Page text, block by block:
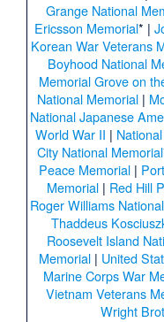
Grange National
Ericsson Memorial* |
Korean War Veterans
Boyhood National
Memorial Grove on
National Memorial |
National Japanese
World War II |
City National Memorial
Peace Memorial|
Memorial| Red Hill
Roger Williams
Thaddeus
Roosevelt Island
Memorial | United
Marine Corps War
Vietnam Veterans
Wright